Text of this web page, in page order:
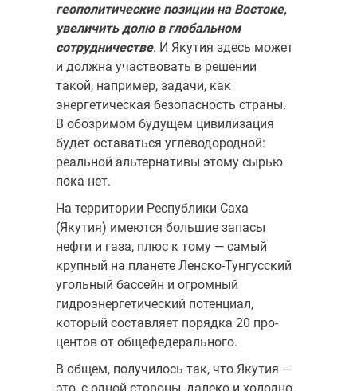
геополитиче­ские позиции на Востоке,
увеличить долю в глобальном
сотрудни­честве. И Якутия здесь может
и должна участвовать в решении
такой, например, задачи, как
энергетическая безопасность страны.
В обозри­мом будущем цивилизация
будет оставаться углеводородной:
реальной альтернативы этому сырью
пока нет.
На территории Республики Саха
(Якутия) имеются большие запасы
нефти и газа, плюс к тому — самый
крупный на планете Ленско-Тунгусский
угольный бассейн и огромный
гидроэнергетический потенциал,
который составляет порядка 20 про­
центов от общефедерального.
В общем, получилось так, что Якутия —